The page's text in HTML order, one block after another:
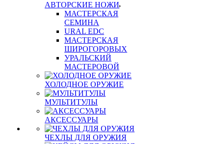
АВТОРСКИЕ НОЖИ
МАСТЕРСКАЯ
СЕМИНА
URAL EDC
МАСТЕРСКАЯ
ШИРОГОРОВЫХ
УРАЛЬСКИЙ
МАСТЕРОВОЙ
ХОЛОДНОЕ ОРУЖИЕ
МУЛЬТИТУЛЫ
АКСЕССУАРЫ
ЧЕХЛЫ ДЛЯ ОРУЖИЯ